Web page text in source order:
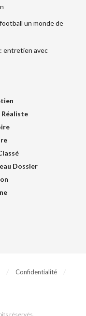
un monde de
: entretien avec
Réaliste
Dossier
Confidentialité
réservés.